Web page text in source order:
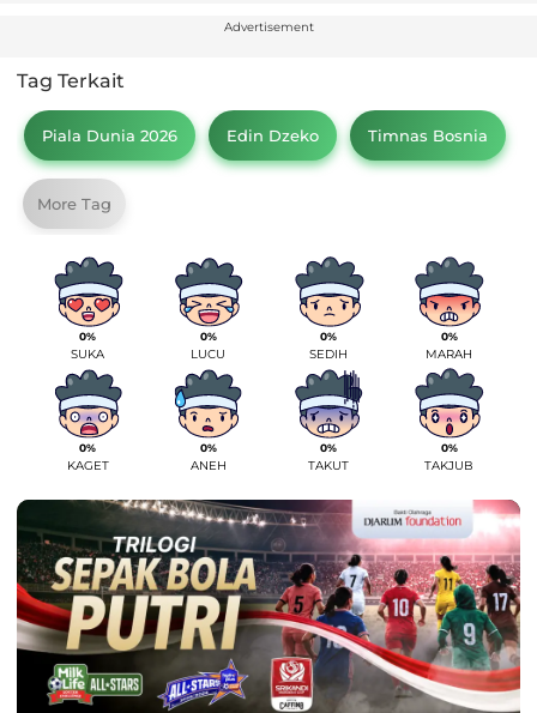
Advertisement
Tag Terkait
Piala Dunia 2026 Edin Dzeko Timnas Bosnia
More Tag
0%
SUKA
0%
LUCU
0%
SEDIH
0%
MARAH
0%
KAGET
0%
ANEH
0%
TAKUT
0%
TAKJUB